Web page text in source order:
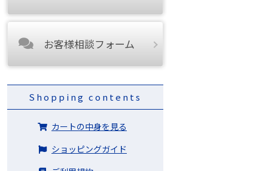
お客様相談フォーム
Shopping contents
カートの中身を見る
ショッピングガイド